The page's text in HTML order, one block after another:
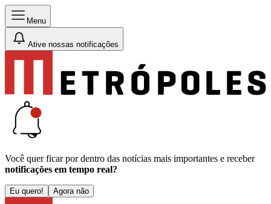
Menu
Ative nossas notificações
Você quer ficar por dentro das notícias mais importantes e receber
notificações em tempo real?
Eu quero! Agora não